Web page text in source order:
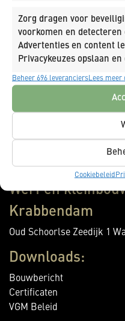
Zorg dragen voor
voorkomen en detecteren
Advertenties en content
Privacykeuzes opslaan en
Beheer 696 leveranciers Lees
Cookiebeleid
E info@kdbv.nl
Warmenhuizen
Oudevaart 91
Warmenhuizen
Amsterdam
Werf en
Krabbendam
Oud Schoorlse Zeedijk 1
Downloads:
Bouwbericht
Certificaten
VGM Beleid